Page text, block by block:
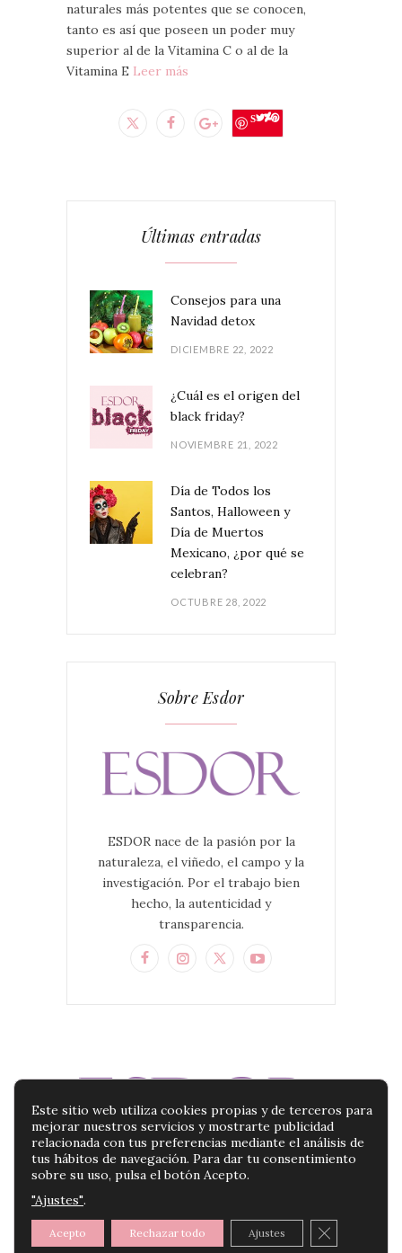
naturales más potentes que se conocen,
tanto es así que poseen un poder muy
superior al de la Vitamina C o al de la
Vitamina E Leer más
Save
Últimas entradas
Consejos para una
Navidad detox
DICIEMBRE 22, 2022
¿Cuál es el origen del
black friday?
NOVIEMBRE 21, 2022
Día de Todos los
Santos, Halloween y
Día de Muertos
Mexicano, ¿por qué se
celebran?
OCTUBRE 28, 2022
Sobre Esdor
ESDOR nace de la pasión por la
naturaleza, el viñedo, el campo y la
investigación. Por el trabajo bien
hecho, la autenticidad y
transparencia.
BLOG ESDOR | TU BLOG DE PRODUCTOS DE
BELLEZA |POLÍTICA DE PRIVACIDAD|AVISO
LEGAL|POLÍTICA DE COOKIES
Este sitio web utiliza cookies propias y de terceros para
mejorar nuestros servicios y mostrarte publicidad
relacionada con tus preferencias mediante el análisis de
tus hábitos de navegación. Para dar tu consentimiento
sobre su uso, pulsa el botón Acepto.
"Ajustes".
Acepto Rechazar todo Ajustes CERRAR